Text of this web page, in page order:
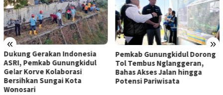
« »
Dukung Gerakan Indonesia
ASRI, Pemkab Gunungkidul
Gelar Korve Kolaborasi
Bersihkan Sungai Kota
Wonosari
Pemkab Gunungkidul Dorong
Tol Tembus Nglanggeran,
Bahas Akses Jalan hingga
Potensi Pariwisata